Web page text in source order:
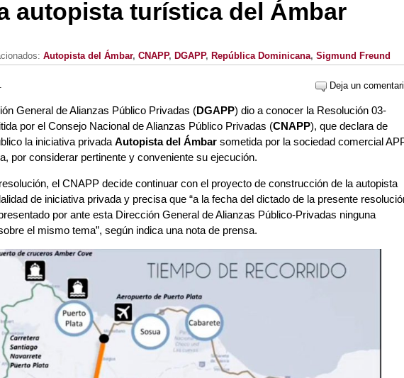
autopista turística del Ámbar
Autopista del Ámbar, CNAPP, DGAPP, República Dominicana, Sigmund Freund
Deja un
General de Alianzas Público Privadas (DGAPP) dio a conocer la Resolución 03-
por el Consejo Nacional de Alianzas Público Privadas (CNAPP), que declara de
la iniciativa privada Autopista del Ámbarsometida por la sociedad comercial
por considerar pertinente y conveniente su ejecución.
el CNAPP decide continuar con el proyecto de construcción de la autopista
de iniciativa privada y precisa que “a la fecha del dictado de la presente
por ante esta Dirección General de Alianzas Público-Privadas ninguna
el mismo tema”, según indica una nota de prensa.